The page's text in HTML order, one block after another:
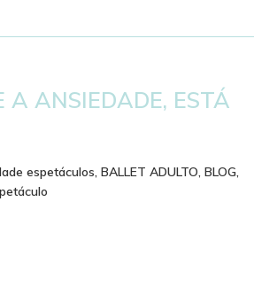
A ANSIEDADE, ESTÁ
espetáculos, BALLET ADULTO, BLOG,